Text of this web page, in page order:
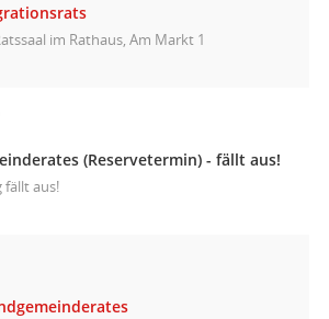
im Rathaus, Am Markt 1
(Reservetermin) - fällt aus!
fällt aus!